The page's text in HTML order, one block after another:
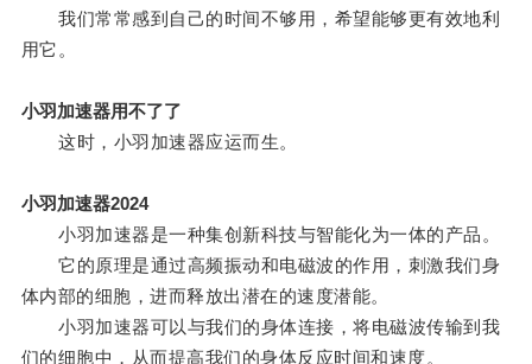
我们常常感到自己的时间不够用，希望能够更有效地利
用它。
小羽加速器用不了了
这时，小羽加速器应运而生。
小羽加速器2024
小羽加速器是一种集创新科技与智能化为一体的产品。
它的原理是通过高频振动和电磁波的作用，刺激我们身
体内部的细胞，进而释放出潜在的速度潜能。
小羽加速器可以与我们的身体连接，将电磁波传输到我
们的细胞中，从而提高我们的身体反应时间和速度。